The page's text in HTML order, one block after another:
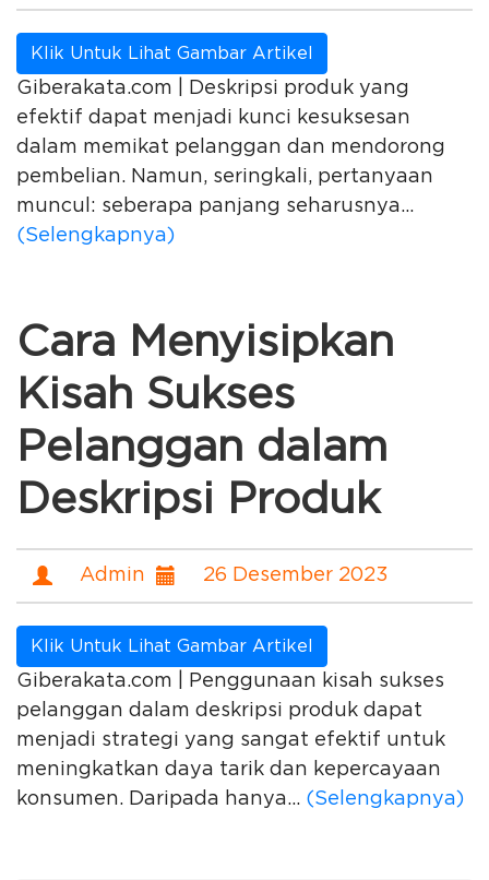
Klik Untuk Lihat Gambar Artikel
Giberakata.com | Deskripsi produk yang
efektif dapat menjadi kunci kesuksesan
dalam memikat pelanggan dan mendorong
pembelian. Namun, seringkali, pertanyaan
muncul: seberapa panjang seharusnya...
(Selengkapnya)
Cara Menyisipkan
Kisah Sukses
Pelanggan dalam
Deskripsi Produk
Admin 26 Desember 2023
Klik Untuk Lihat Gambar Artikel
Giberakata.com | Penggunaan kisah sukses
pelanggan dalam deskripsi produk dapat
menjadi strategi yang sangat efektif untuk
meningkatkan daya tarik dan kepercayaan
konsumen. Daripada hanya... (Selengkapnya)